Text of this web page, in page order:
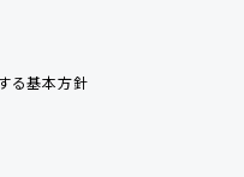
る基本方針